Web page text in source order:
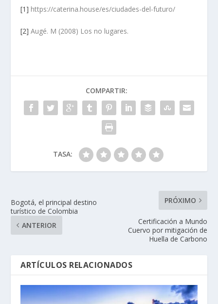
[1] https://caterina.house/es/ciudades-del-futuro/
[2] Augé. M (2008) Los no lugares.
COMPARTIR:
TASA:
Bogotá, el principal destino
turístico de Colombia
ANTERIOR
PRÓXIMO
Certificación a Mundo
Cuervo por mitigación de
Huella de Carbono
ARTÍCULOS RELACIONADOS